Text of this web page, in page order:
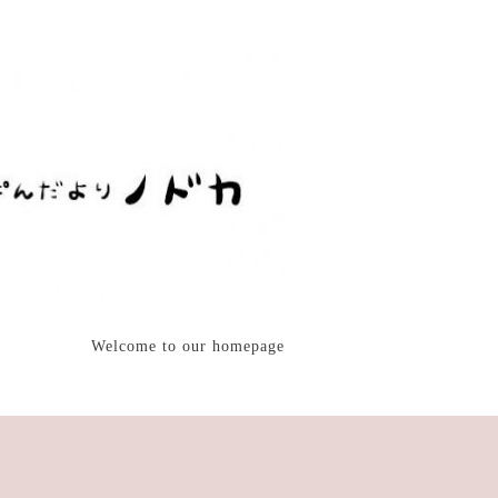
Welcome to our homepage